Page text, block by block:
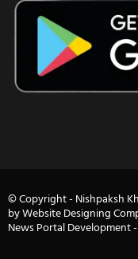
© Copyright - Nishpaksh
byWebsite Designing
News Portal Development-